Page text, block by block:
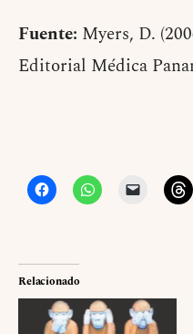
Fuente: Myers, D.
Editorial Médica
Relacionado